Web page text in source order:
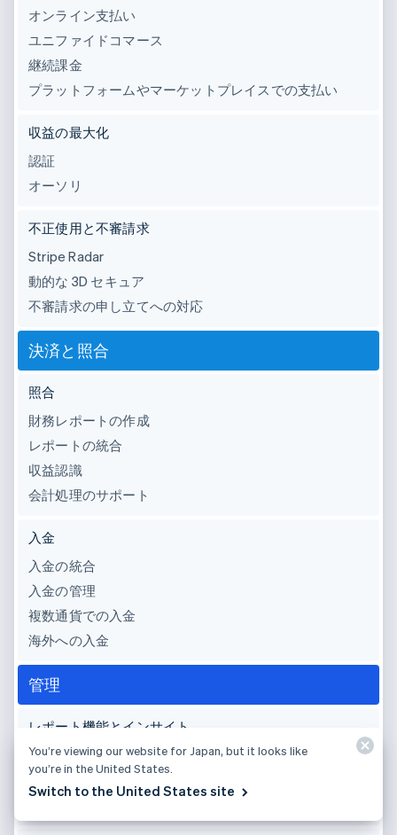
オンライン支払い
ユニファイドコマース
継続課金
プラットフォームやマーケットプレイスでの支払い
収益の最大化
認証
オーソリ
不正使用と不審請求
Stripe Radar
動的な 3D セキュア
不審請求の申し立てへの対応
決済と照合
照合
財務レポートの作成
レポートの統合
収益認識
会計処理のサポート
入金
入金の統合
入金の管理
複数通貨での入金
海外への入金
管理
レポート機能とインサイト
Stripe Sigma
Stripe ダッシュボード
You’re viewing our website for Japan, but it looks like
you’re in the United States.
Switch to the United States site